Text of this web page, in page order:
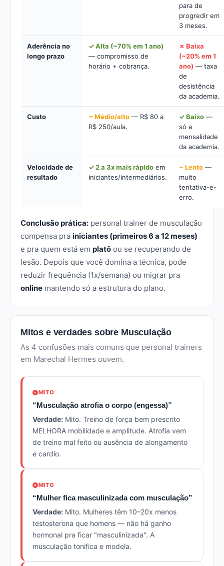
para de
progredir em
3 meses.
Aderência no
longo prazo
✓ Alta (~70% em 1 ano)
— compromisso de
horário + cobrança.
✗ Baixa
(~20% em 1
ano) — taxa
de
desistência
da academia.
Custo ~ Médio/alto — R$ 80 a
R$ 250/aula.
✓ Baixo —
só a
mensalidade
da academia.
Velocidade de
resultado
✓ 2 a 3x mais rápido em
iniciantes/intermediários.
~ Lento —
muito
tentativa-e-
erro.
Conclusão prática: personal trainer de musculação
compensa pra iniciantes (primeiros 6 a 12 meses)
e pra quem está em platô ou se recuperando de
lesão. Depois que você domina a técnica, pode
reduzir frequência (1x/semana) ou migrar pra
online mantendo só a estrutura do plano.
Mitos e verdades sobre Musculação
As 4 confusões mais comuns que personal trainers
em Marechal Hermes ouvem.
MITO
“Musculação atrofia o corpo (engessa)”
Verdade: Mito. Treino de força bem prescrito
MELHORA mobilidade e amplitude. Atrofia vem
de treino mal feito ou ausência de alongamento
e cardio.
MITO
“Mulher fica masculinizada com musculação”
Verdade: Mito. Mulheres têm 10–20x menos
testosterona que homens — não há ganho
hormonal pra ficar "masculinizada". A
musculação tonifica e modela.